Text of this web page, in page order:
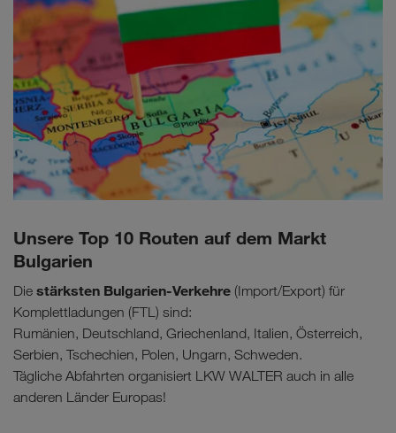
Unsere Top 10 Routen auf dem Markt
Bulgarien
Die stärksten Bulgarien-Verkehre (Import/Export) für
Komplettladungen (FTL) sind:
Rumänien, Deutschland, Griechenland, Italien, Österreich,
Serbien, Tschechien, Polen, Ungarn, Schweden.
Tägliche Abfahrten organisiert LKW WALTER auch in alle
anderen Länder Europas!